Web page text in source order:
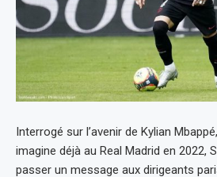
Interrogé sur l’avenir de Kylian
imagine déjà au Real Madrid en 2022,
passer un message aux dirigeants